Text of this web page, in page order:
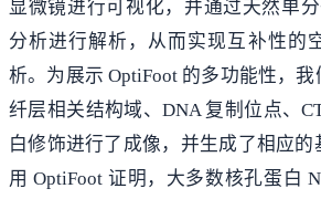
显微镜进行可视化，并通过天然单
分析进行解析，从而实现互补性的
析。为展示 OptiFoot 的多功能性，
纤层相关结构域、DNA 复制位点、
白修饰进行了成像，并生成了相应的
用 OptiFoot 证明，大多数核孔蛋白